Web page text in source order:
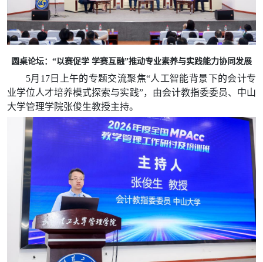
圆桌论坛：“以赛促学 学赛互融”推动专业素养与实践能力协同发展
5月17日上午的专题交流聚焦“人工智能背景下的会计专
业学位人才培养模式探索与实践”，由会计教指委委员、中山
大学管理学院张俊生教授主持。